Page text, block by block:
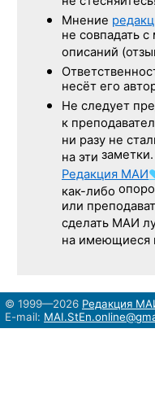
Мнение
не совпадать
описаний
несёт его
Не следует
к
ни разу не
на эти заметки.
Редакция МАИ
как-либо
или
сделать МАИ
на имеющиеся
© 1999—2026 Редакция
E-mail: